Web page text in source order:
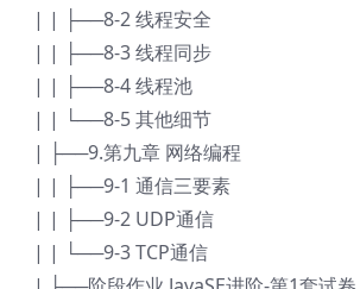
| | ├──8-2 线程安全
| | ├──8-3 线程同步
| | ├──8-4 线程池
| | └──8-5 其他细节
| ├──9.第九章 网络编程
| | ├──9-1 通信三要素
| | ├──9-2 UDP通信
| | └──9-3 TCP通信